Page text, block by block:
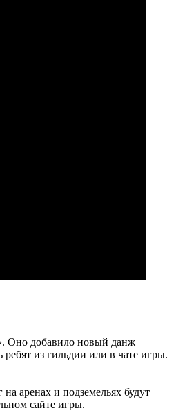
Оно добавило новый данж
из гильдии или в чате игры.
аренах и подземельях будут
сайте игры.